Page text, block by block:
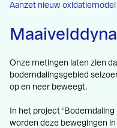
Aanzet nieuw
Onze metingen laten zien
bodemdalingsgebied
op en neer beweegt.
In het project
worden deze bewegingen